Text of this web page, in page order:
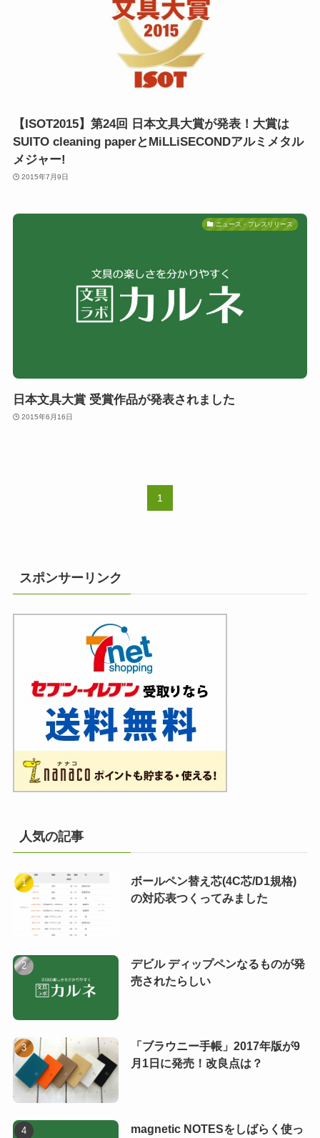
【ISOT2015】第24回 日本文具大賞が発表！大賞は
SUITO cleaning paperとMiLLiSECONDアルミメタル
メジャー!
2015年7月9日
ニュース・プレスリリース
日本文具大賞 受賞作品が発表されました
2015年6月16日
1
スポンサーリンク
人気の記事
ボールペン替え芯(4C芯/D1規格)
の対応表つくってみました
デビル ディップペンなるものが発
売されたらしい
「ブラウニー手帳」2017年版が9
月1日に発売！改良点は？
magnetic NOTESをしばらく使っ